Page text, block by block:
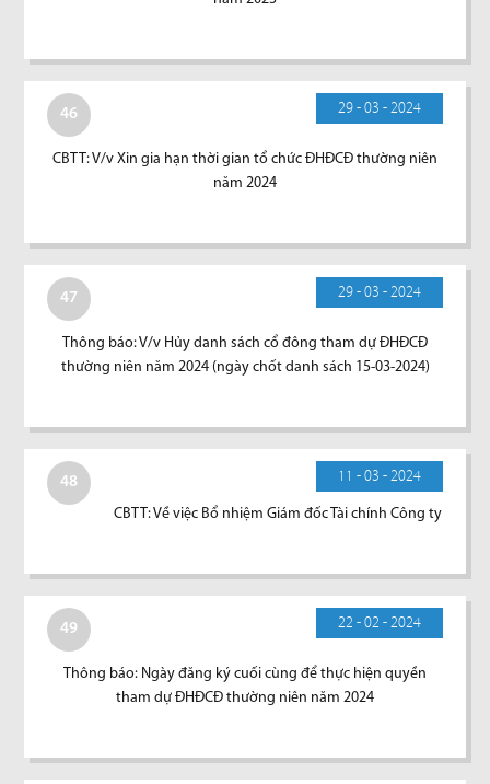
46 29 - 03 - 2024
CBTT: V/v Xin gia hạn thời gian tổ chức ĐHĐCĐ thường niên
năm 2024
47 29 - 03 - 2024
Thông báo: V/v Hủy danh sách cổ đông tham dự ĐHĐCĐ
thường niên năm 2024 (ngày chốt danh sách 15-03-2024)
48 11 - 03 - 2024
CBTT: Về việc Bổ nhiệm Giám đốc Tài chính Công ty
49 22 - 02 - 2024
Thông báo: Ngày đăng ký cuối cùng để thực hiện quyền
tham dự ĐHĐCĐ thường niên năm 2024